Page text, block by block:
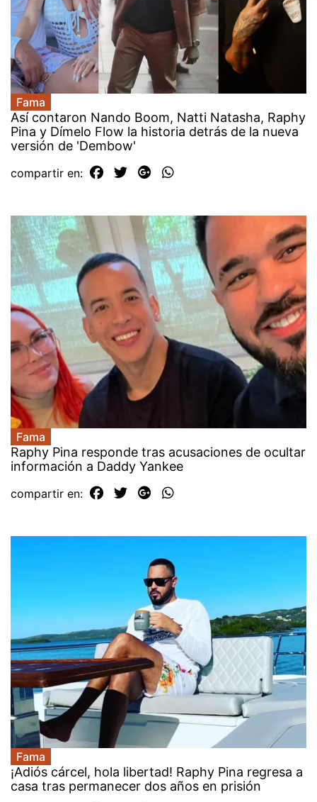
Fama
Así contaron Nando Boom, Natti Natasha, Raphy
Pina y Dímelo Flow la historia detrás de la nueva
versión de 'Dembow'
compartir en:
Fama
Raphy Pina responde tras acusaciones de ocultar
información a Daddy Yankee
compartir en:
Fama
¡Adiós cárcel, hola libertad! Raphy Pina regresa a
casa tras permanecer dos años en prisión